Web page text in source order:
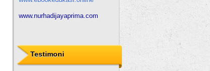
www.nurhadijayaprima.com
Testimoni